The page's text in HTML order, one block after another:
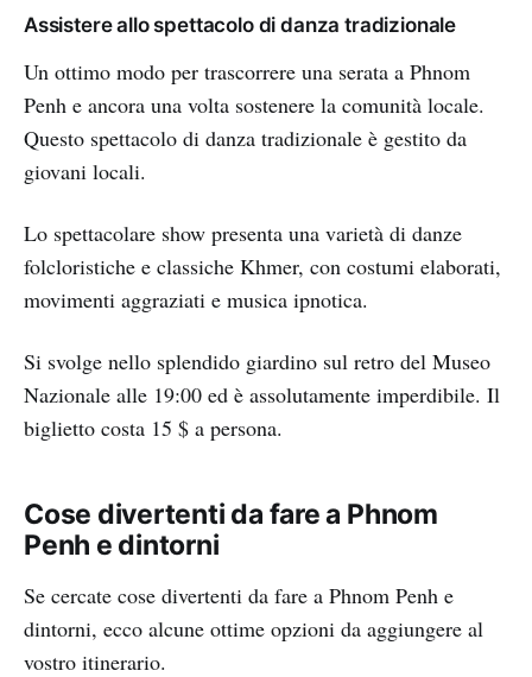
Assistere allo spettacolo di danza tradizionale
Un ottimo modo per trascorrere una serata a Phnom
Penh e ancora una volta sostenere la comunità locale.
Questo spettacolo di danza tradizionale è gestito da
giovani locali.
Lo spettacolare show presenta una varietà di danze
folcloristiche e classiche Khmer, con costumi elaborati,
movimenti aggraziati e musica ipnotica.
Si svolge nello splendido giardino sul retro del Museo
Nazionale alle 19:00 ed è assolutamente imperdibile. Il
biglietto costa 15 $ a persona.
Cose divertenti da fare a Phnom
Penh e dintorni
Se cercate cose divertenti da fare a Phnom Penh e
dintorni, ecco alcune ottime opzioni da aggiungere al
vostro itinerario.